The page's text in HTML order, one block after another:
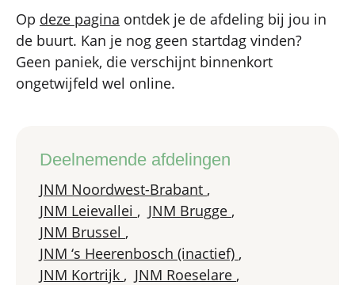
Op deze pagina ontdek je de afdeling bij jou in
de buurt. Kan je nog geen startdag vinden?
Geen paniek, die verschijnt binnenkort
ongetwijfeld wel online.
Deelnemende afdelingen
JNM Noordwest-Brabant ,
JNM Leievallei , JNM Brugge ,
JNM Brussel ,
JNM ‘s Heerenbosch (inactief) ,
JNM Kortrijk , JNM Roeselare ,